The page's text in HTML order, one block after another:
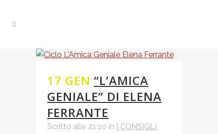
17 GEN “L’AMICA
GENIALE” DI ELENA
FERRANTE
Scritto alle 21:10 in I CONSIGLI